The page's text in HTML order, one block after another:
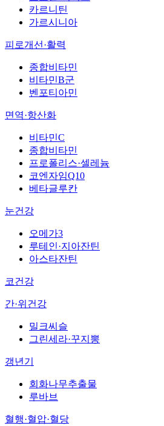
카르니틴
가르시니아
피로개선·활력
종합비타민
비타민B군
벤포티아민
면역·항산화
비타민C
종합비타민
프로폴리스·셀레늄
코엔자임Q10
베타글루칸
눈건강
오메가3
루테인·지아잔틴
아스타잔틴
코건강
간·위건강
밀크씨슬
그린세라·꾸지뽕
갱년기
회화나무추출물
루바브
혈행·혈압·혈당